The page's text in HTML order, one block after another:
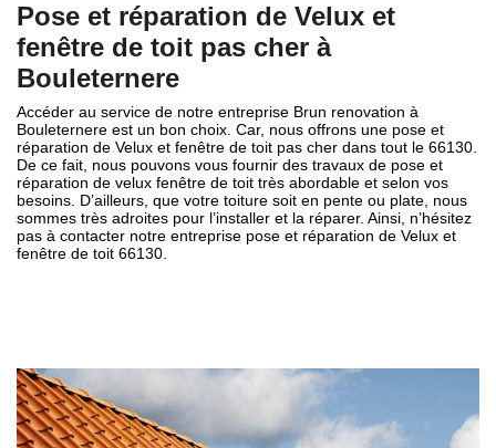
Pose et réparation de Velux et
fenêtre de toit pas cher à
Bouleternere
Accéder au service de notre entreprise Brun renovation à
Bouleternere est un bon choix. Car, nous offrons une pose et
réparation de Velux et fenêtre de toit pas cher dans tout le 66130.
De ce fait, nous pouvons vous fournir des travaux de pose et
réparation de velux fenêtre de toit très abordable et selon vos
besoins. D’ailleurs, que votre toiture soit en pente ou plate, nous
sommes très adroites pour l’installer et la réparer. Ainsi, n’hésitez
pas à contacter notre entreprise pose et réparation de Velux et
fenêtre de toit 66130.